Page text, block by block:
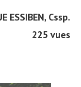
ESSIBEN, Cssp.
225 vues